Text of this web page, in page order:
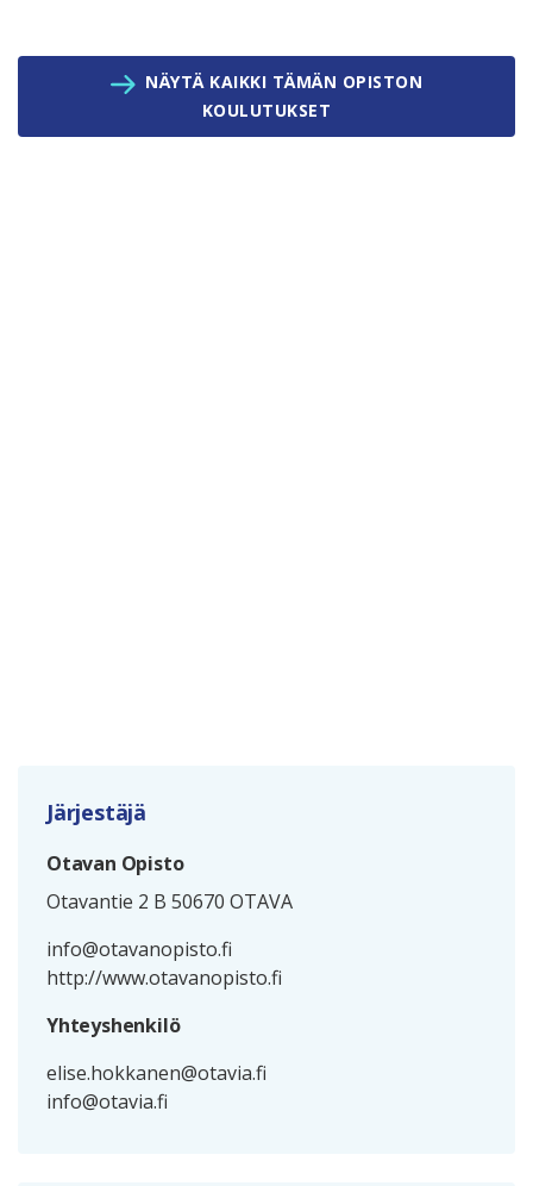
NÄYTÄ KAIKKI TÄMÄN OPISTON
KOULUTUKSET
Järjestäjä
Otavan Opisto
Otavantie 2 B 50670 OTAVA
info@otavanopisto.fi
http://www.otavanopisto.fi
Yhteyshenkilö
elise.hokkanen@otavia.fi
info@otavia.fi